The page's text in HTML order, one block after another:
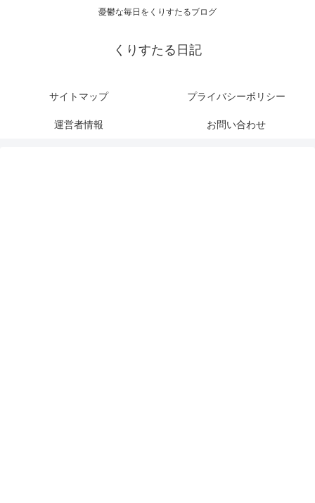
憂鬱な毎日をくりすたるブログ
くりすたる日記
サイトマップ プライバシーポリシー
運営者情報 お問い合わせ